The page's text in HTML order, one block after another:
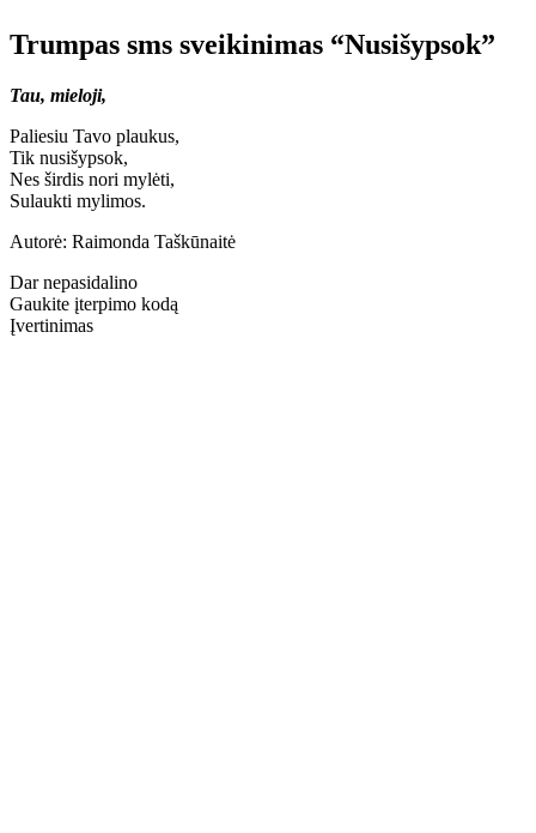
Trumpas sms sveikinimas “Nusišypsok”
Tau, mieloji,
Paliesiu Tavo plaukus,
Tik nusišypsok,
Nes širdis nori mylėti,
Sulaukti mylimos.
Autorė: Raimonda Taškūnaitė
Dar nepasidalino
Gaukite įterpimo kodą
Įvertinimas